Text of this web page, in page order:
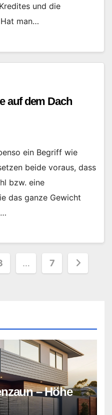
und die
man…
auf dem Dach
ein Begriff wie
beide voraus, dass
bzw. eine
das ganze Gewicht
… 7
– Höhe